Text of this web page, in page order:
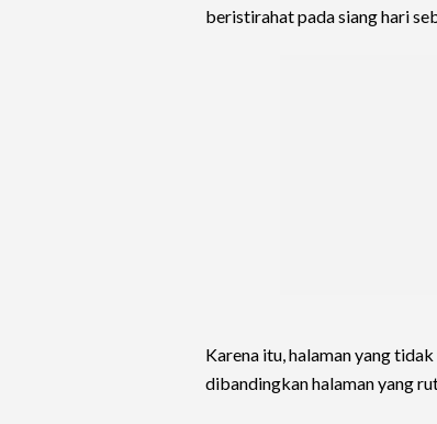
beristirahat pada siang hari
Karena itu, halaman yang
dibandingkan halaman yang